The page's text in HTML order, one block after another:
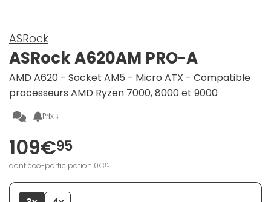
ASRock
ASRock A620AM PRO-A
AMD A620 - Socket AM5 - Micro ATX - Compatible
processeurs AMD Ryzen 7000, 8000 et 9000
Prix ↓
109€95
dont éco-participation 0€13